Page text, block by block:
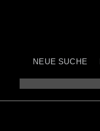
NEUE SUCHE